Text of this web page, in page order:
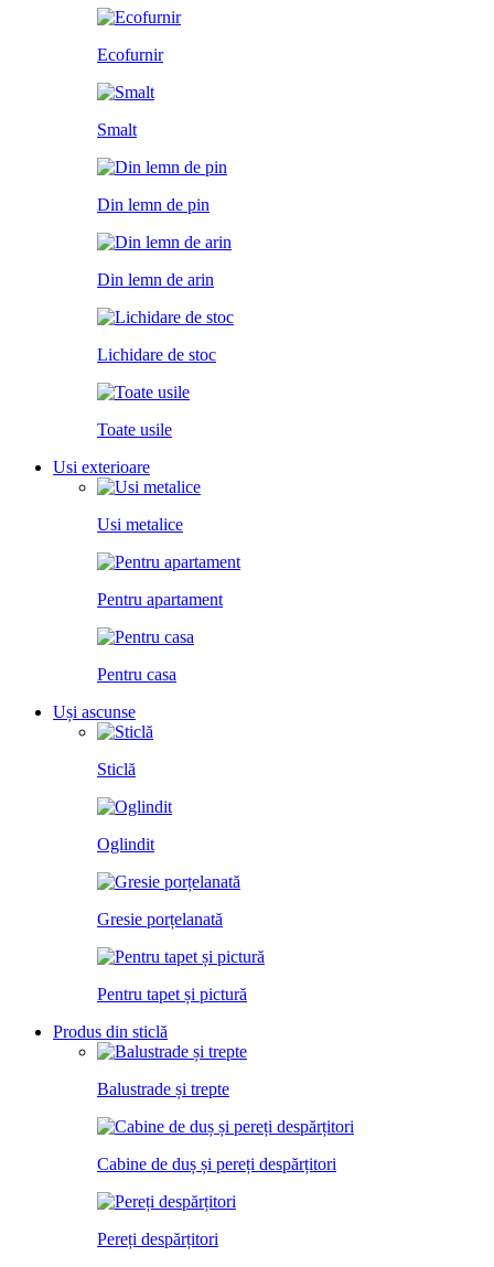
Ecofurnir
Smalt
Din lemn de pin
Din lemn de arin
Lichidare de stoc
Toate usile
Usi exterioare
Usi metalice
Pentru apartament
Pentru casa
Uși ascunse
Sticlă
Oglindit
Gresie porțelanată
Pentru tapet și pictură
Produs din sticlă
Balustrade și trepte
Cabine de duș și pereți despărțitori
Pereți despărțitori